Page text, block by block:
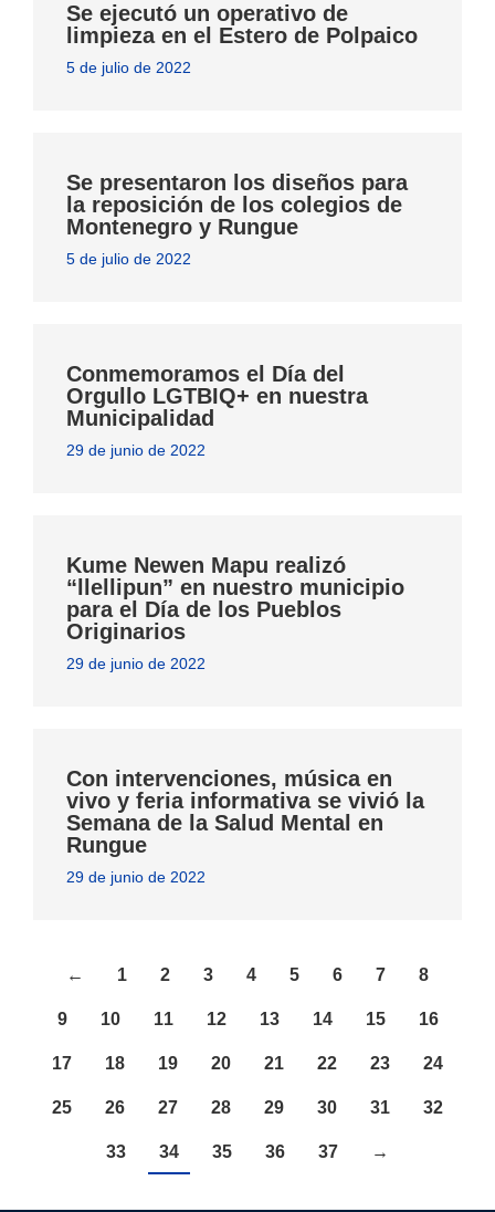
Se ejecutó un operativo de
limpieza en el Estero de Polpaico
5 de julio de 2022
Se presentaron los diseños para
la reposición de los colegios de
Montenegro y Rungue
5 de julio de 2022
Conmemoramos el Día del
Orgullo LGTBIQ+ en nuestra
Municipalidad
29 de junio de 2022
Kume Newen Mapu realizó
“llellipun” en nuestro municipio
para el Día de los Pueblos
Originarios
29 de junio de 2022
Con intervenciones, música en
vivo y feria informativa se vivió la
Semana de la Salud Mental en
Rungue
29 de junio de 2022
← 1 2 3 4 5 6 7 8
9 10 11 12 13 14 15 16
17 18 19 20 21 22 23 24
25 26 27 28 29 30 31 32
33 34 35 36 37 →